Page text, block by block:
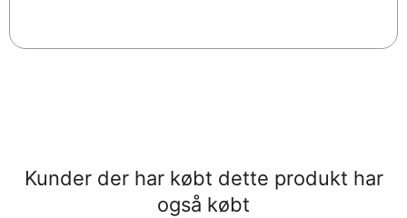
Kunder der har købt dette produkt har
også købt